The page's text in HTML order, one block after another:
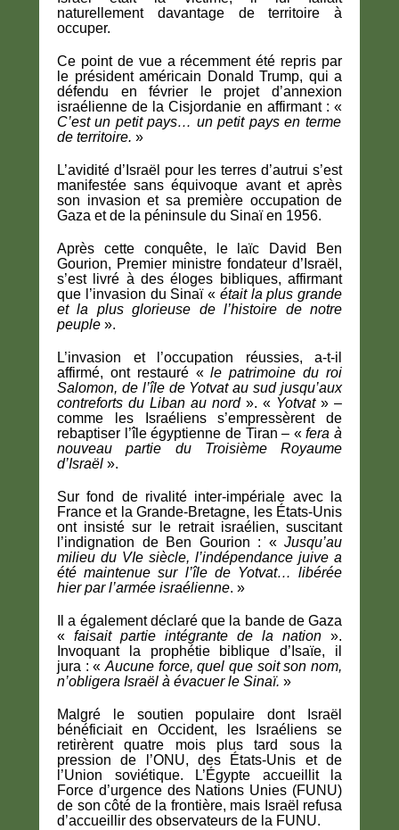
naturellement davantage de territoire à
occuper.
Ce point de vue a récemment été repris par
le président américain Donald Trump, qui a
défendu en février le projet d’annexion
israélienne de la Cisjordanie en affirmant : «
C’est un petit pays… un petit pays en terme
de territoire. »
L’avidité d’Israël pour les terres d’autrui s’est
manifestée sans équivoque avant et après
son invasion et sa première occupation de
Gaza et de la péninsule du Sinaï en 1956.
Après cette conquête, le laïc David Ben
Gourion, Premier ministre fondateur d’Israël,
s’est livré à des éloges bibliques, affirmant
que l’invasion du Sinaï « était la plus grande
et la plus glorieuse de l’histoire de notre
peuple ».
L’invasion et l’occupation réussies, a-t-il
affirmé, ont restauré «le patrimoine du roi
Salomon, de l’île de Yotvat au sud jusqu’aux
contreforts du Liban au nord ». « Yotvat » –
comme les Israéliens s’empressèrent de
rebaptiser l’île égyptienne de Tiran – «fera à
nouveau partie du Troisième Royaume
d’Israël ».
Sur fond de rivalité inter-impériale avec la
France et la Grande-Bretagne, les États-Unis
ont insisté sur le retrait israélien, suscitant
l’indignation de Ben Gourion : «Jusqu’au
milieu du VIe siècle, l’indépendance juive a
été maintenue sur l’île de Yotvat… libérée
hier par l’armée israélienne. »
Il a également déclaré que la bande de Gaza
« faisait partie intégrante de la nation ».
Invoquant la prophétie biblique d’Isaïe, il
jura : « Aucune force, quel que soit son nom,
n’obligera Israël à évacuer le Sinaï. »
Malgré le soutien populaire dont Israël
bénéficiait en Occident, les Israéliens se
retirèrent quatre mois plus tard sous la
pression de l’ONU, des États-Unis et de
l’Union soviétique. L’Égypte accueillit la
Force d’urgence des Nations Unies (FUNU)
de son côté de la frontière, mais Israël refusa
d’accueillir des observateurs de la FUNU.